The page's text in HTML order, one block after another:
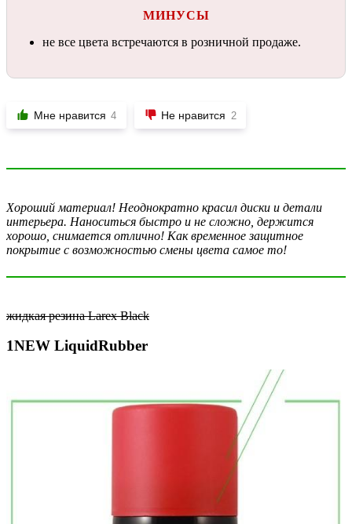
МИНУСЫ
не все цвета встречаются в розничной продаже.
Мне нравится 4 Не нравится 2
Хороший материал! Неоднократно красил диски и детали
интерьера. Наноситься быстро и не сложно, держится
хорошо, снимается отлично! Как временное защитное
покрытие с возможностью смены цвета самое то!
жидкая резина Larex Black
1NEW LiquidRubber